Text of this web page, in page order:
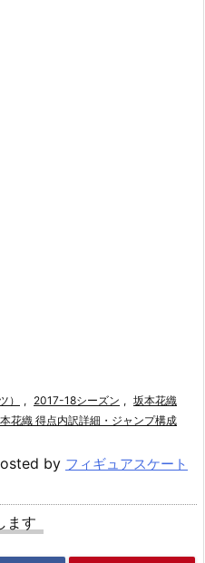
） , 2017-18シーズン , 坂本花織
花織 得点内訳詳細・ジャンプ構成
by フィギュアスケート
ます